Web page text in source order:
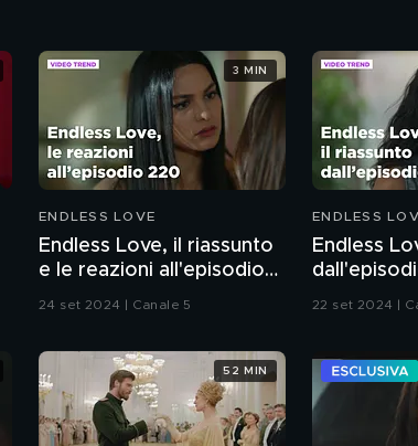
ENDLESS LOVE
Endless Love, il riassunto
e le reazioni all'episodio
24 set 2024 | Canale 5
3 MIN
ENDLESS
Endless
22 set 2024 |
52 MIN